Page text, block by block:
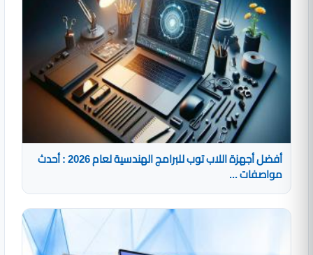
أفضل أجهزة اللاب توب للبرامج الهندسية لعام 2026 : أحدث
مواصفات ...